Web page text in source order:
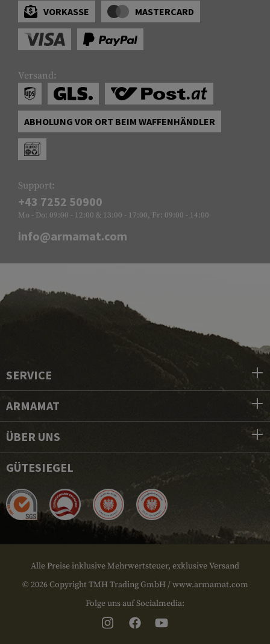
VORKASSE
MASTERCARD
Versand:
ABHOLUNG VOR ORT BEIM WAFFENHÄNDLER
Support:
+43 7252 50900
Mo - Do: 09:00 - 12:00 & 13:00 - 17:00, Fr: 09:00 - 14:00
info@armamat.com
SERVICE
ARMAMAT
ÜBER UNS
GÜTESIEGEL
Alle Preise inklusive Mehrwertsteuer, exklusive Versand
© 2026 Copyright TMH Trading GmbH / www.armamat.com
Folge uns auf Socialmedia: